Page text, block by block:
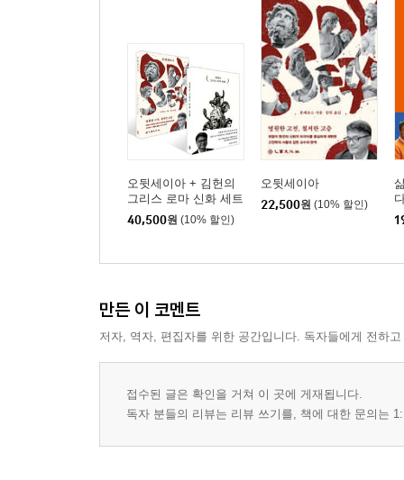
오뒷세이아 + 김헌의
그리스 로마 신화 세트
40,500원 (10% 할인)
오뒷세이아
22,500원 (10% 할인)
만든 이 코멘트
저자, 역자, 편집자를 위한 공간입니다. 독자들에게 전하
접수된 글은 확인을 거쳐 이 곳에 게재됩니다.
독자 분들의 리뷰는 리뷰 쓰기를, 책에 대한 문의는